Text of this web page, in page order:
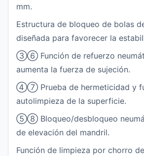
mm.
Estructura de bloqueo de bolas
diseñada para favorecer la
③⑥ Función de refuerzo
aumenta la fuerza de sujeción.
④⑦ Prueba de hermeticidad y
autolimpieza de la superficie.
⑤⑧ Bloqueo/desbloqueo
de elevación del mandril.
Función de limpieza por chorro